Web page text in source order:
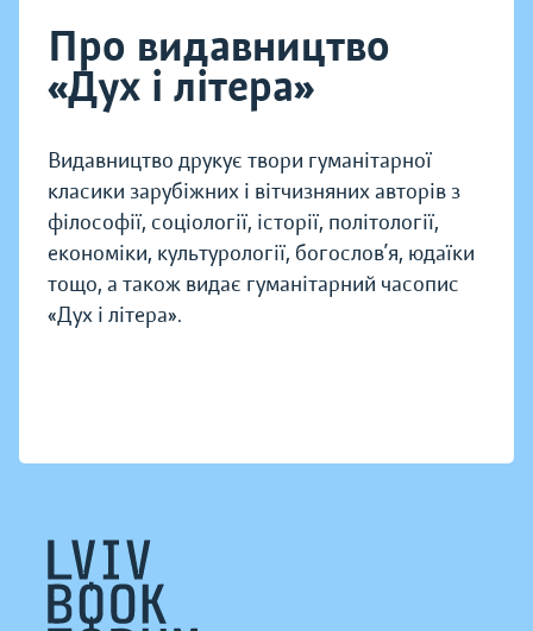
Про видавництво
«Дух і літера»
Видавництво друкує твори гуманітарної
класики зарубіжних і вітчизняних авторів з
філософії, соціології, історії, політології,
економіки, культурології, богослов’я, юдаїки
тощо, а також видає гуманітарний часопис
«Дух і літера».